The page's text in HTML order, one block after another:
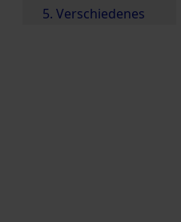
5. Verschiedenes